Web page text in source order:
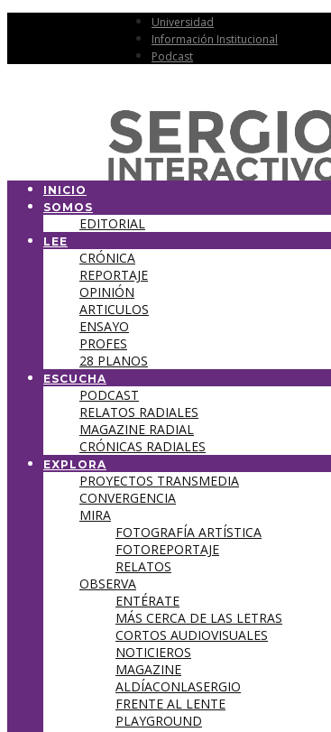
Universidad
Información Institucional
Podcast
INICIO
SOMOS
EDITORIAL
LEE
CRÓNICA
REPORTAJE
OPINIÓN
ARTICULOS
ENSAYO
PROFES
28 PLANOS
ESCUCHA
PODCAST
RELATOS RADIALES
MAGAZINE RADIAL
CRÓNICAS RADIALES
EXPLORA
PROYECTOS TRANSMEDIA
CONVERGENCIA
MIRA
FOTOGRAFÍA ARTÍSTICA
FOTOREPORTAJE
RELATOS
OBSERVA
ENTÉRATE
MÁS CERCA DE LAS LETRAS
CORTOS AUDIOVISUALES
NOTICIEROS
MAGAZINE
ALDÍACONLASERGIO
FRENTE AL LENTE
PLAYGROUND